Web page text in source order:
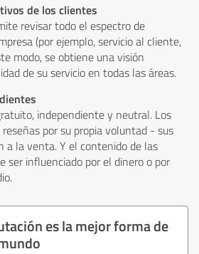
de los clientes
revisar todo el espectro de
(por ejemplo, servicio al cliente,
modo, se obtiene una visión
de su servicio en todas las áreas.
independiente y neutral. Los
por su propia voluntad - sus
a la venta. Y el contenido de las
ser influenciado por el dinero o por
es la mejor forma de